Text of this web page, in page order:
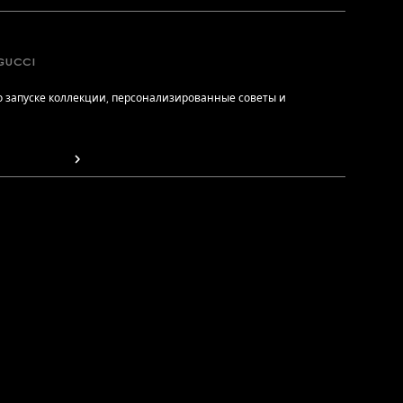
коллекции, персонализированные советы и